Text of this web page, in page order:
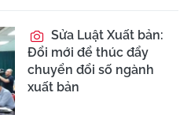
Sửa Luật Xuất bản:
Đổi mới để thúc đẩy
chuyển đổi số ngành
xuất bản